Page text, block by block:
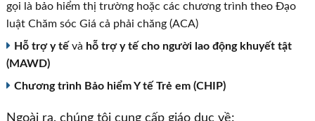
gọi là bảo hiểm thị trường hoặc các chương trình theo Đạo
luật Chăm sóc Giá cả phải chăng (ACA)
Hỗ trợ y tếvà hỗ trợ y tế cho người lao động khuyết tật
(MAWD)
Chương trình Bảo hiểm Y tế Trẻ em (CHIP)
Ngoài ra, chúng tôi cung cấp giáo dục về: